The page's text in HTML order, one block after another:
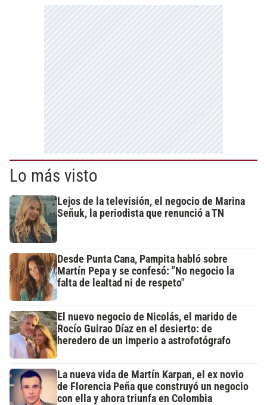
Lo más visto
Lejos de la televisión, el negocio de Marina
Señuk, la periodista que renunció a TN
Desde Punta Cana, Pampita habló sobre
Martín Pepa y se confesó: "No negocio la
falta de lealtad ni de respeto"
El nuevo negocio de Nicolás, el marido de
Rocío Guirao Díaz en el desierto: de
heredero de un imperio a astrofotógrafo
La nueva vida de Martín Karpan, el ex novio
de Florencia Peña que construyó un negocio
con ella y ahora triunfa en Colombia